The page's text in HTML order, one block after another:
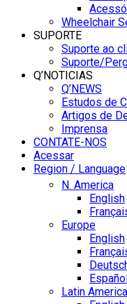
Wheelchair
SUPORTE
Suporte ao
Suporte/
Q’NOTICIAS
Q’NEWS
Estudos de
Artigos de
Imprensa
CONTATE-NOS
Acessar
Region / Language
N. America
English
Europe
English
Latin America